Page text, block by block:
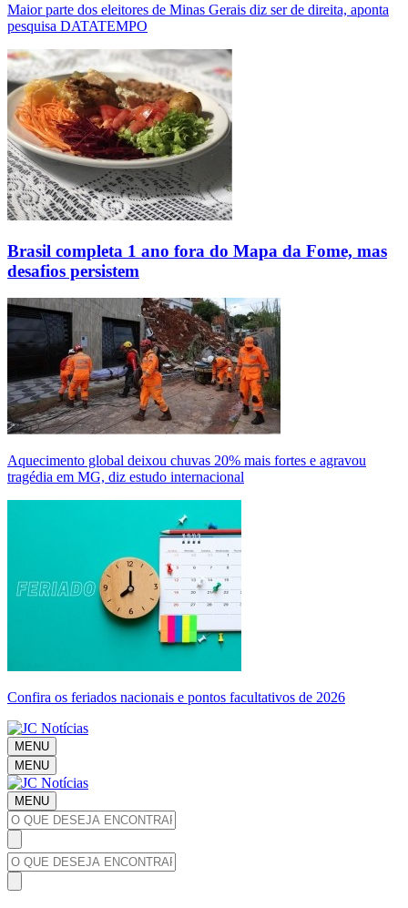
Maior parte dos eleitores de Minas Gerais diz ser de direita, aponta
pesquisa DATATEMPO
Brasil completa 1 ano fora do Mapa da Fome, mas
desafios persistem
Aquecimento global deixou chuvas 20% mais fortes e agravou
tragédia em MG, diz estudo internacional
Confira os feriados nacionais e pontos facultativos de 2026
MENU
MENU
MENU